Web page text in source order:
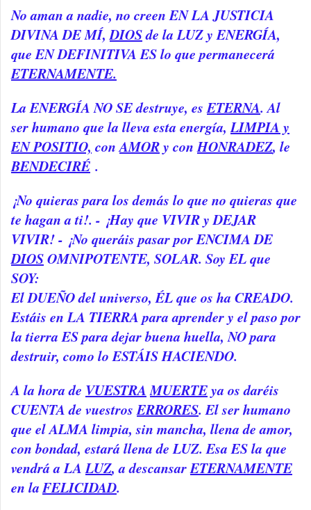
No aman a nadie, no creen EN LA JUSTICIA
DIVINA DE MÍ, DIOSde la LUZ y ENERGÍA,
que EN DEFINITIVA ES lo que permanecerá
ETERNAMENTE.
La ENERGÍA NO SE destruye, esETERNA. Al
ser humano que la lleva esta energía,LIMPIA y
EN POSITIO, conAMORy conHONRADEZ, le
BENDECIRÉ .
¡No quieras para los demás lo que no quieras que
te hagan a ti!. - ¡Hay que VIVIR y DEJAR
VIVIR! - ¡No queráis pasar por ENCIMA DE
DIOSOMNIPOTENTE, SOLAR. Soy EL que
SOY:
El DUEÑO del universo, ÉL que os ha CREADO.
Estáis en LA TIERRA para aprender y el paso por
la tierra ES para dejar buena huella, NO para
destruir, como lo ESTÁIS HACIENDO.
A la hora de VUESTRA MUERTEya os daréis
CUENTA de vuestrosERRORES. El ser humano
que el ALMA limpia, sin mancha, llena de amor,
con bondad, estará llena de LUZ. Esa ES la que
vendrá a LALUZ, a descansarETERNAMENTE
en laFELICIDAD.